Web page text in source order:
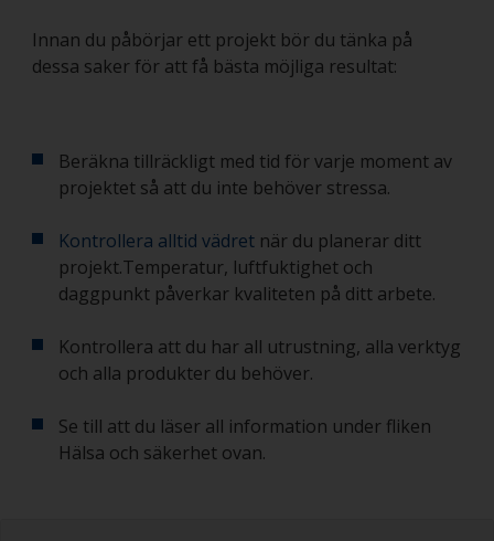
Innan du påbörjar ett projekt bör du tänka på
dessa saker för att få bästa möjliga resultat:
Beräkna tillräckligt med tid för varje moment av
projektet så att du inte behöver stressa.
Kontrollera alltid vädret när du planerar ditt
projekt.Temperatur, luftfuktighet och
daggpunkt påverkar kvaliteten på ditt arbete.
Kontrollera att du har all utrustning, alla verktyg
och alla produkter du behöver.
Se till att du läser all information under fliken
Hälsa och säkerhet ovan.